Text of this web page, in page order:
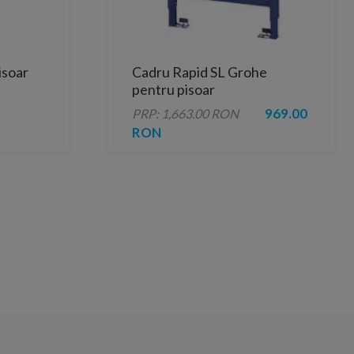
Cadru Rapid SL Grohe
pentru pisoar
PRP: 1,663.00 RON
969.00
RON